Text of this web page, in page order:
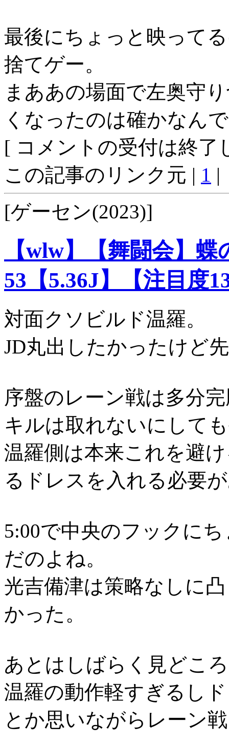
最後にちょっと映って
捨てゲー。
まああの場面で左奥守
くなったのは確かなん
[ コメントの受付は終了
この記事のリンク元 | 1 |
[ゲーセン(2023)]
【wlw】【舞闘会】
53【5.36J】【注目度
対面クソビルド温羅。
JD丸出したかったけど
序盤のレーン戦は多分
キルは取れないにして
温羅側は本来これを避
るドレスを入れる必要
5:00で中央のフックに
だのよね。
光吉備津は策略なしに
かった。
あとはしばらく見どこ
温羅の動作軽すぎるし
とか思いながらレーン